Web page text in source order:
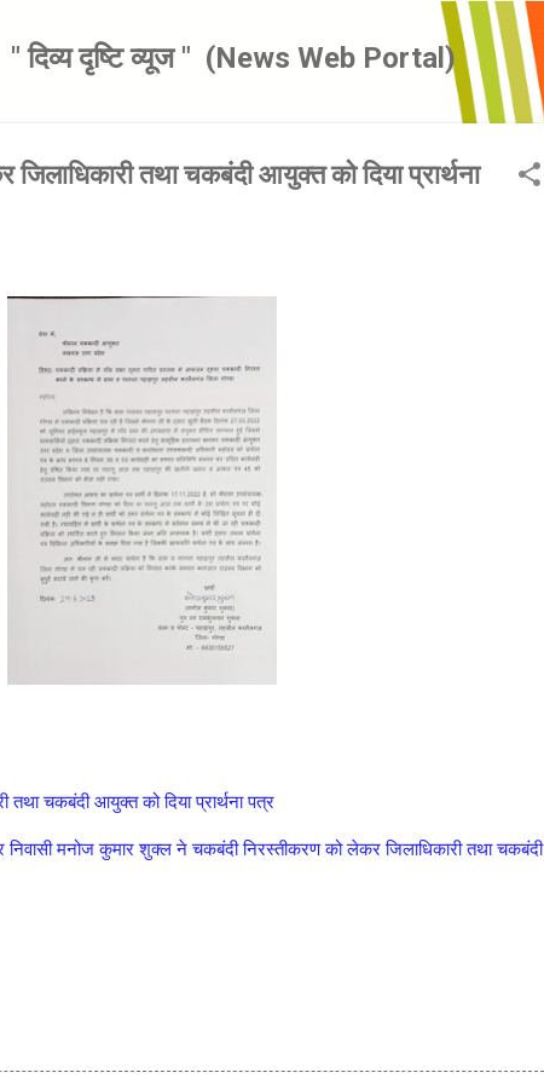
" दिव्य दृष्टि व्यूज " ​ (News Web Portal)
तथा चकबंदी आयुक्त को दिया प्रार्थना
चकबंदी आयुक्त को दिया प्रार्थना पत्र
निवासी मनोज कुमार शुक्ल ने चकबंदी निरस्तीकरण को लेकर जिलाधिकारी तथा चकबंदी